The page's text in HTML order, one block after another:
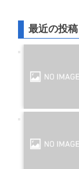
最近の投稿